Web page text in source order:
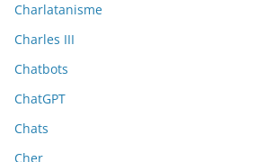
Charlatanisme
Charles III
Chatbots
ChatGPT
Chats
Cher